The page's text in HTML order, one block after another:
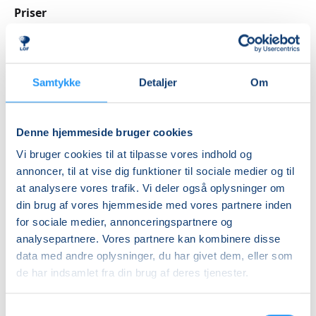
Samtykke Detaljer Om
Denne hjemmeside bruger cookies
Vi bruger cookies til at tilpasse vores indhold og
annoncer, til at vise dig funktioner til sociale medier og til
at analysere vores trafik. Vi deler også oplysninger om
din brug af vores hjemmeside med vores partnere inden
for sociale medier, annonceringspartnere og
analysepartnere. Vores partnere kan kombinere disse
data med andre oplysninger, du har givet dem, eller som
de har indsamlet fra din brug af deres tjenester.
Kursusforløbet består af 4 trin, hvor du starter på det
niveau, der passer bedst til dig. Der er ingen krav til
særlige IT-kundskaber for at deltage i FVU Digital.
om du ønsker at deltage i disse.
Priser
Kontakt os for
DKK 0,00
6314011
Første mødegang
onsdag 12.08.2026, kl. 09.00 - 12.00
Sidste mødegang
onsdag 07.10.2026, kl. 09.00 - 12.00
Antal mødegange